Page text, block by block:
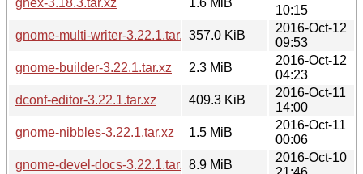
10:15
gnome-multi-writer-3.22.1.tar.xz357.0 KiB
2016-Oct-12
09:53
gnome-builder-3.22.1.tar.xz
2.3 MiB
2016-Oct-12
04:23
dconf-editor-3.22.1.tar.xz
409.3 KiB
2016-Oct-11
14:00
gnome-nibbles-3.22.1.tar.xz
1.5 MiB
2016-Oct-11
00:06
gnome-devel-docs-3.22.1.tar.xz8.9 MiB
2016-Oct-10